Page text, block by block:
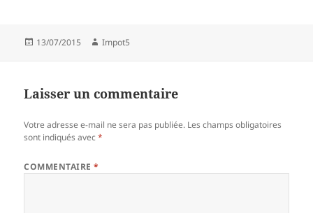
Publié
13/07/2015 Auteur
Impot5
Laisser un commentaire
Votre adresse e-mail ne sera pas publiée. Les champs obligatoires
sont indiqués avec*
COMMENTAIRE*